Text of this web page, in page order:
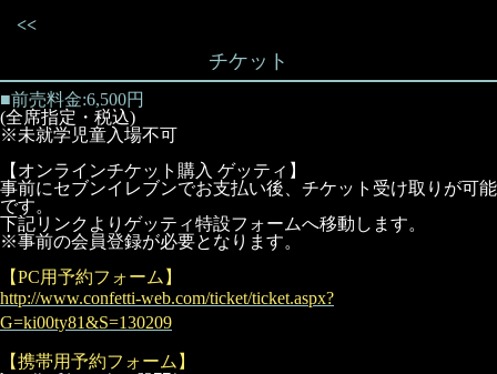
<<
チケット
■前売料金:6,500円
(全席指定・税込)
※未就学児童入場不可
【オンラインチケット購入 ゲッティ】
事前にセブンイレブンでお支払い後、チケット受け取りが可能
です。
下記リンクよりゲッティ特設フォームへ移動します。
※事前の会員登録が必要となります。
【PC用予約フォーム】
http://www.confetti-web.com/ticket/ticket.aspx?
G=ki00ty81&S=130209
【携帯用予約フォーム】